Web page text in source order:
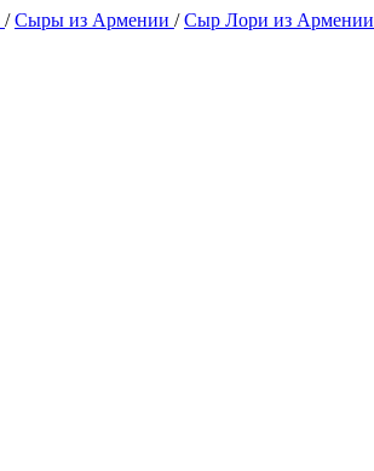
/Сыры из Армении /Сыр Лори из Армении